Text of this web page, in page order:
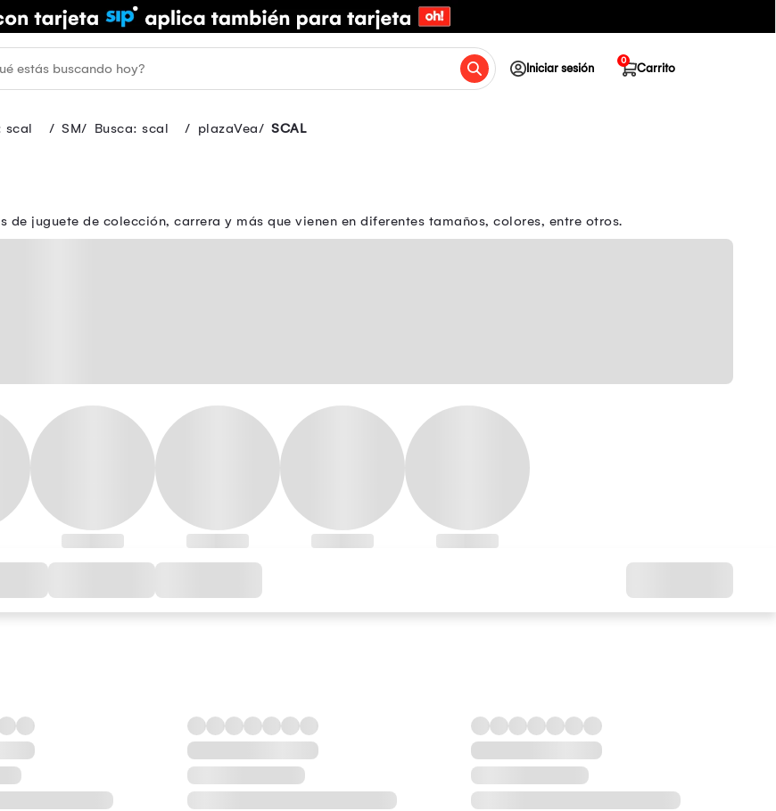
Iniciar sesión Carrito
0
scal SM Busca: scal plazaVea SCAL
juguete de colección, carrera y más que vienen en diferentes tamaños, colores, entre otros.